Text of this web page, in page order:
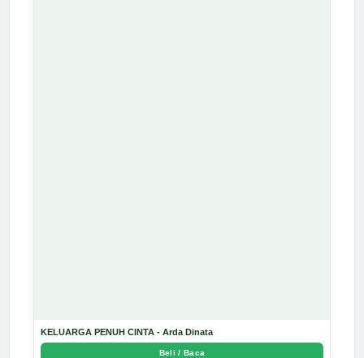
KELUARGA PENUH CINTA - Arda Dinata
Beli / Baca